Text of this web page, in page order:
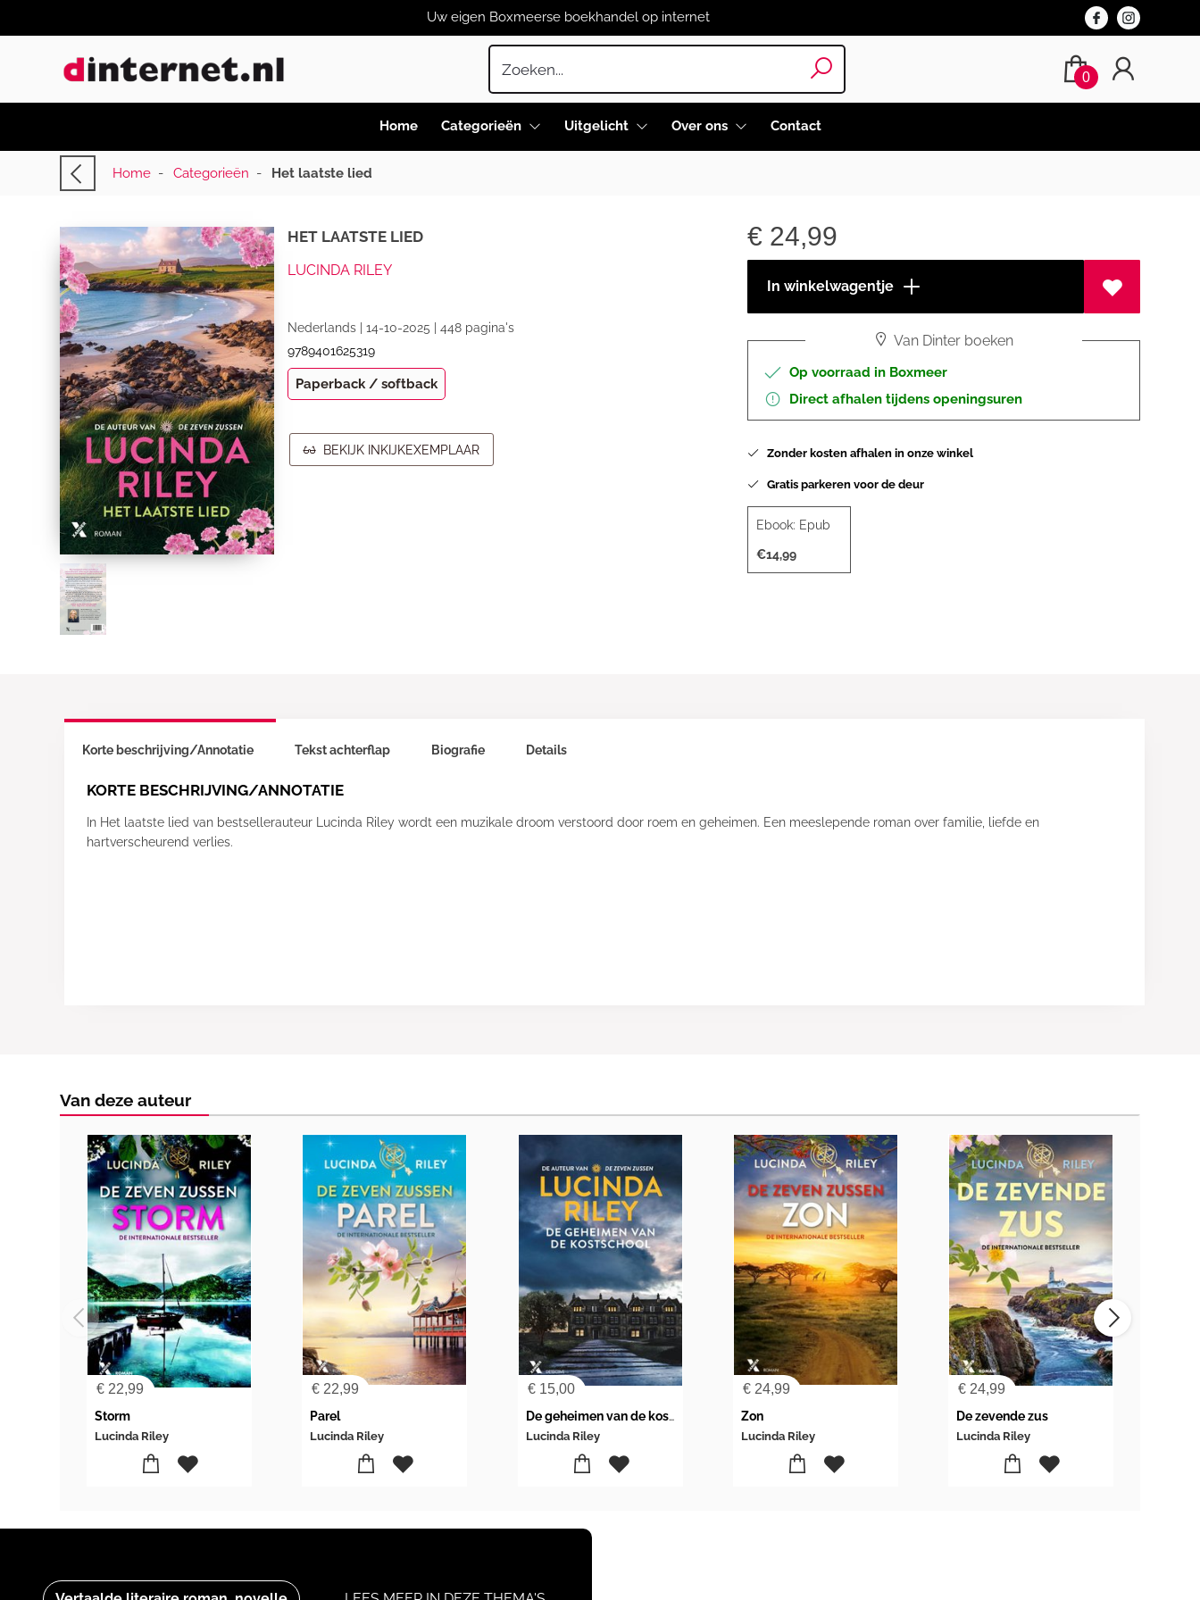
Uw eigen Boxmeerse boekhandel op internet
0
Home Categorieën Uitgelicht Over ons Contact
Home - Categorieën - Het laatste lied
HET LAATSTE LIED
LUCINDA RILEY
Nederlands | 14-10-2025 | 448 pagina's
9789401625319
Paperback / softback
BEKIJK INKIJKEXEMPLAAR
€ 24,99
In winkelwagentje
Van Dinter boeken
Op voorraad in Boxmeer
Direct afhalen tijdens openingsuren
Zonder kosten afhalen in onze winkel
Gratis parkeren voor de deur
Ebook: Epub
€14,99
Korte beschrijving/Annotatie
KORTE BESCHRIJVING/ANNOTATIE
In Het laatste lied van bestsellerauteur Lucinda Riley wordt een muzikale droom verstoord door roem en geheimen. Een meeslepende roman over familie, liefde en
hartverscheurend verlies.
Tekst achterflap Biografie Details
Van deze auteur
€ 22,99
Storm
Lucinda Riley
€ 22,99
Parel
Lucinda Riley
€15,00
De geheimen van de kostschool
Lucinda Riley
€24,99
Zon
Lucinda Riley
€ 24,99
De zevende zus
Lucinda Riley